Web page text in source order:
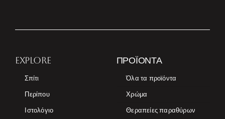
EXPLORE
Σπίτι
Περίπου
Ιστολόγιο
ΠΡΟΪΌΝΤΑ
Όλα τα προϊόντα
Χρώμα
Θεραπείες παραθύρων